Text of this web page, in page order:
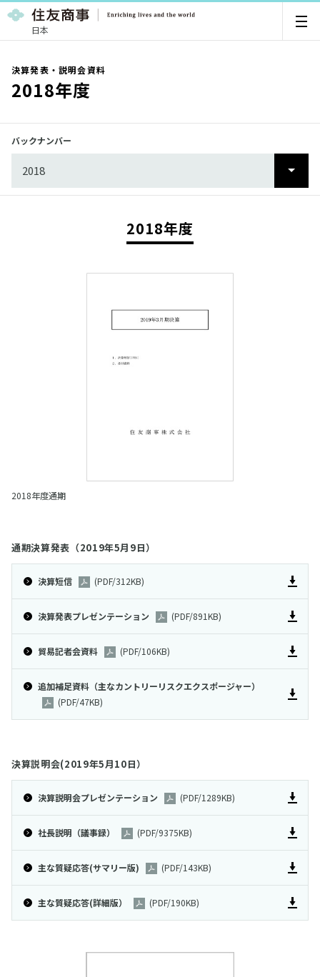
日本
決算発表・説明会資料
2018年度
バックナンバー
2018
2025
2014
2013
2012
2011
バックナンバー
2018年度
2018年度通期
通期決算発表（2019年5月9日）
決算短信 (PDF/312KB)
決算発表プレゼンテーション (PDF/891KB)
貿易記者会資料 (PDF/106KB)
追加補足資料（主なカントリーリスクエクスポージャー）
(PDF/47KB)
決算説明会(2019年5月10日）
決算説明会プレゼンテーション (PDF/1289KB)
社長説明（議事録） (PDF/9375KB)
主な質疑応答(サマリー版) (PDF/143KB)
主な質疑応答(詳細版） (PDF/190KB)